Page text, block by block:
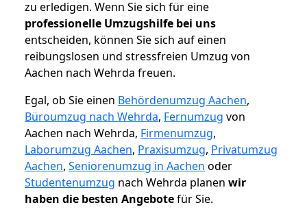
zu erledigen. Wenn Sie sich für eine
professionelle Umzugshilfe bei uns
entscheiden, können Sie sich auf einen
reibungslosen und stressfreien Umzug von
Aachen nach Wehrda freuen.
Egal, ob Sie einen Behördenumzug Aachen,
Büroumzug nach Wehrda, Fernumzug von
Aachen nach Wehrda, Firmenumzug,
Laborumzug Aachen, Praxisumzug, Privatumzug
Aachen, Seniorenumzug in Aachen oder
Studentenumzug nach Wehrda planen wir
haben die besten Angebotefür Sie.